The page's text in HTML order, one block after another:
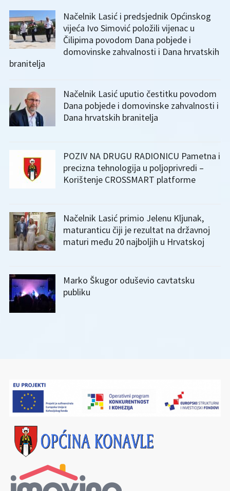
Načelnik Lasić i predsjednik Općinskog
vijeća Ivo Simović položili vijenac u
Čilipima povodom Dana pobjede i
domovinske zahvalnosti i Dana hrvatskih
branitelja
Načelnik Lasić uputio čestitku povodom
Dana pobjede i domovinske zahvalnosti i
Dana hrvatskih branitelja
POZIV NA DRUGU RADIONICU Pametna i
precizna tehnologija u poljoprivredi –
Korištenje CROSSMART platforme
Načelnik Lasić primio Jelenu Kljunak,
maturanticu čiji je rezultat na državnoj
maturi među 20 najboljih u Hrvatskoj
Marko Škugor oduševio cavtatsku
publiku